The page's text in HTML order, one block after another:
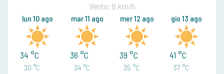
Vento: 6 km/h
lun 10 ago
34 °C
30 °C
mar 11 ago
36 °C
34 °C
mer 12 ago
39 °C
35 °C
gio 13 ago
41 °C
37 °C